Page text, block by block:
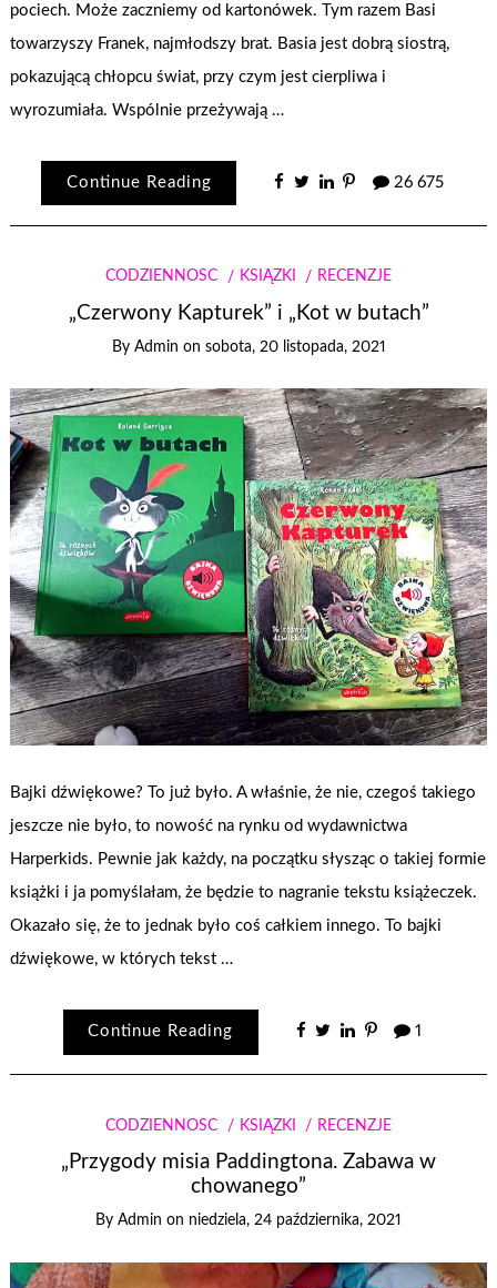
pociech. Może zaczniemy od kartonówek. Tym razem Basi
towarzyszy Franek, najmłodszy brat. Basia jest dobrą siostrą,
pokazującą chłopcu świat, przy czym jest cierpliwa i
wyrozumiała. Wspólnie przeżywają …
Continue Reading 26 675
CODZIENNOŚĆ KSIĄŻKI RECENZJE
„Czerwony Kapturek” i „Kot w butach”
By Admin on sobota, 20 listopada, 2021
Bajki dźwiękowe? To już było. A właśnie, że nie, czegoś takiego
jeszcze nie było, to nowość na rynku od wydawnictwa
Harperkids. Pewnie jak każdy, na początku słysząc o takiej formie
książki i ja pomyślałam, że będzie to nagranie tekstu książeczek.
Okazało się, że to jednak było coś całkiem innego. To bajki
dźwiękowe, w których tekst …
Continue Reading 1
CODZIENNOŚĆ KSIĄŻKI RECENZJE
„Przygody misia Paddingtona. Zabawa w
chowanego”
By Admin on niedziela, 24 października, 2021